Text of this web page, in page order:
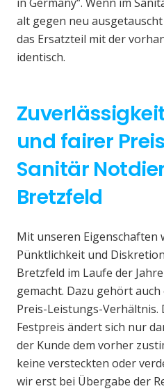
alt gegen neu
das Ersatzteil mit der
identisch.
und fairer
Sanitär
Bretzfeld
Mit unseren Eigenschaften
Pünktlichkeit und
Bretzfeld im Laufe der
gemacht. Dazu gehört
Preis-Leistungs-
Festpreis ändert sich nur
der Kunde dem vorher
keine versteckten oder
wir erst bei Übergabe der